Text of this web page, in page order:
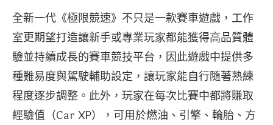
全新一代《極限競速》不只是一款賽車遊戲，工作
室更期望打造讓新手或專業玩家都能獲得高品質體
驗並持續成長的賽車競技平台，因此遊戲中提供多
種難易度與駕駛輔助設定，讓玩家能自行隨著熟練
程度逐步調整。此外，玩家在每次比賽中都將賺取
經驗值（Car XP），可用於燃油、引擎、輪胎、方